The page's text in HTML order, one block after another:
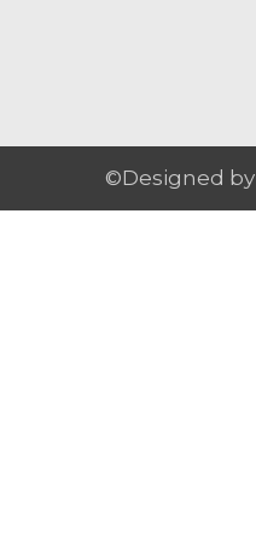
©Designed by